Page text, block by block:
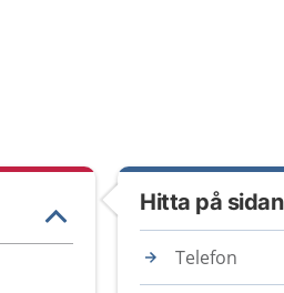
Hitta på sidan
Telefon